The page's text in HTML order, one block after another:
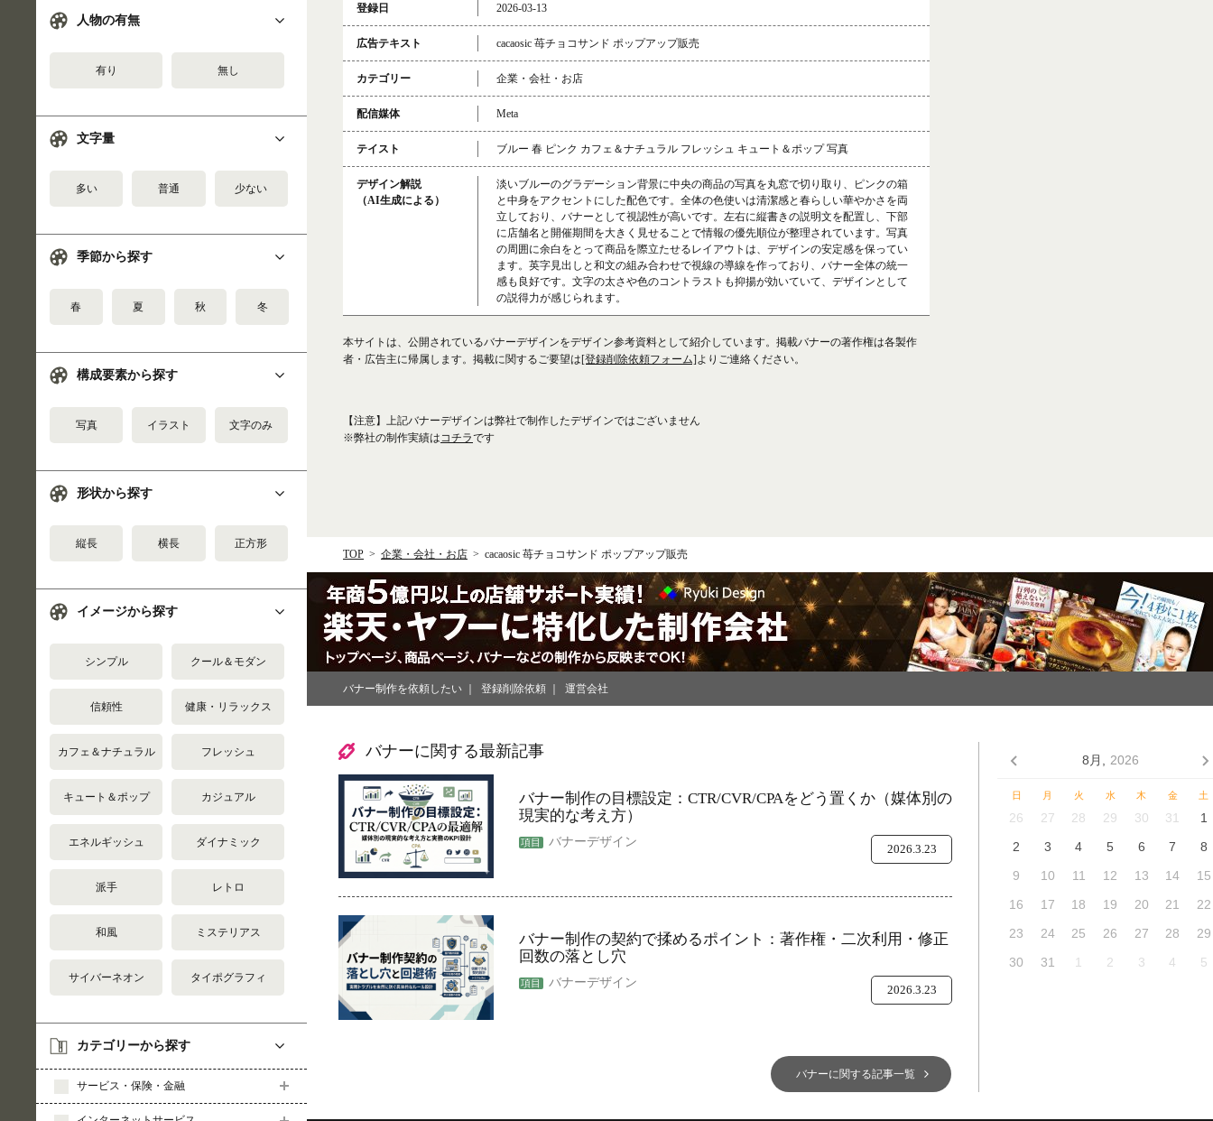
人物の有無
有り 無し
文字量
多い 普通 少ない
季節から探す
春 夏 秋 冬
構成要素から探す
写真 イラスト 文字のみ
形状から探す
縦長 横長 正方形
イメージから探す
シンプル クール＆モダン
信頼性 健康・リラックス
カフェ＆ナチュラル フレッシュ
キュート＆ポップ カジュアル
エネルギッシュ ダイナミック
派手 レトロ
和風 ミステリアス
サイバーネオン タイポグラフィ
カテゴリーから探す
サービス・保険・金融
登録日 2026-03-13
広告テキスト cacaosic 苺チョコサンド ポップアップ販売
カテゴリー 企業・会社・お店
配信媒体 Meta
テイスト ブルー 春 ピンク カフェ＆ナチュラル フレッシュ キュート＆ポップ 写真
デザイン解説
（AI生成による）
淡いブルーのグラデーション背景に中央の商品の写真を丸窓で切り取り、ピンクの箱
と中身をアクセントにした配色です。全体の色使いは清潔感と春らしい華やかさを両
立しており、バナーとして視認性が高いです。左右に縦書きの説明文を配置し、下部
に店舗名と開催期間を大きく見せることで情報の優先順位が整理されています。写真
の周囲に余白をとって商品を際立たせるレイアウトは、デザインの安定感を保ってい
ます。英字見出しと和文の組み合わせで視線の導線を作っており、バナー全体の統一
感も良好です。文字の太さや色のコントラストも抑揚が効いていて、デザインとして
の説得力が感じられます。
本サイトは、公開されているバナーデザインをデザイン参考資料として紹介しています。掲載バナーの著作権は各製作
者・広告主に帰属します。掲載に関するご要望は[登録削除依頼フォーム]よりご連絡ください。
【注意】上記バナーデザインは弊社で制作したデザインではございません
※弊社の制作実績はコチラです
TOP 企業・会社・お店 cacaosic 苺チョコサンド ポップアップ販売
バナー制作を依頼したい 登録削除依頼 運営会社
バナーに関する最新記事
バナー制作の目標設定：CTR/CVR/CPAをどう置くか（媒体別の
現実的な考え方）
バナーデザイン
2026.3.23
バナー制作の契約で揉めるポイント：著作権・二次利用・修正
回数の落とし穴
バナーデザイン
2026.3.23
バナーに関する記事一覧
8月, 2026
日 月 火 水 木 金 土
26 27 28 29 30 31
1
2
3 4 5 6 7
8
9
10 11 12 13 14
15
16
17 18 19 20 21
22
23
24 25 26 27 28
29
30
31 1 2 3 4 5